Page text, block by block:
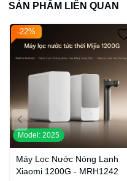
SẢN PHẨM LIÊN QUAN
Model: 2025
-22%
Máy Lọc Nước Nóng Lạnh
Xiaomi 1200G - MRH1242